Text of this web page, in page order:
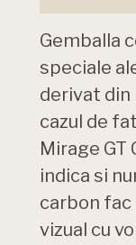
Gemballa
speciale
derivat din
cazul de
Mirage GT
indica si
carbon
vizual cu